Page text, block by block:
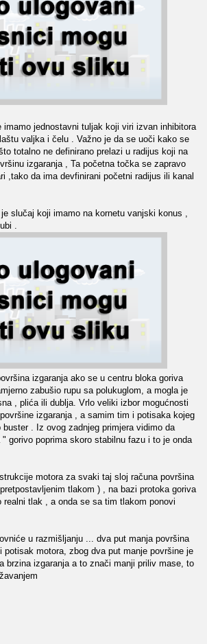
imamo jednostavni tuljak koji viri izvan inhibitora
valjka i čelu . Važno je da se uoči kako se
totalno ne definirano prelazi u radijus koji na
izgaranja , Ta početna točka se zapravo
,tako da ima devfinirani početni radijus ili kanal
slučaj koji imamo na kornetu vanjski konus ,
.
izgaranja ako se u centru bloka goriva
zabušio rupu sa polukuglom, a mogla je
, plića ili dublja. Vrlo veliki izbor mogućnosti
izgaranja , a samim tim i potisaka kojeg
. Iz ovog zadnjeg primjera vidimo da
gorivo poprima skoro stabilnu fazu i to je onda
motora za svaki taj sloj računa površina
tlakom ) , na bazi protoka goriva
realni tlak , a onda se sa tim tlakom ponovi
u razmišljanju ... dva put manja površina
potisak motora, zbog dva put manje površine je
brzina izgaranja a to znači manji priliv mase, to